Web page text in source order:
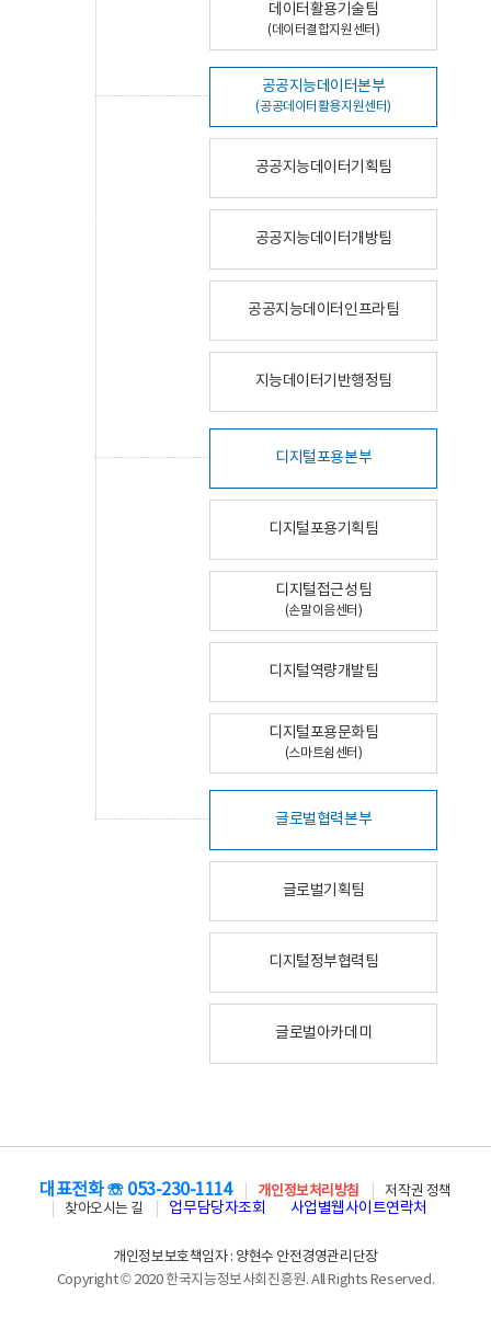
데이터활용기술팀
(데이터결합지원센터)
공공지능데이터본부
(공공데이터활용지원센터)
공공지능데이터기획팀
공공지능데이터개방팀
공공지능데이터인프라팀
지능데이터기반행정팀
디지털포용본부
디지털포용기획팀
디지털접근성팀
(손말이음센터)
디지털역량개발팀
디지털포용문화팀
(스마트쉼센터)
글로벌협력본부
글로벌기획팀
디지털정부협력팀
글로벌아카데미
대표전화 ☏ 053-230-1114 개인정보처리방침
저작권 정책
찾아오시는 길
업무담당자조회 사업별웹사이트연락처
개인정보보호책임자 : 양현수 안전경영관리단장
Copyright © 2020 한국지능정보사회진흥원. All Rights Reserved.